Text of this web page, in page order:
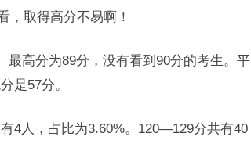
，取得高分不易啊！
最高分为89分，没有看到90分的考生。平
是57分。
4人，占比为3.60%。120—129分共有40